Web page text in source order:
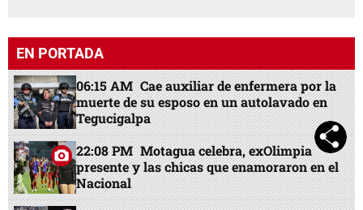
EN PORTADA
06:15 AM Cae auxiliar de enfermera por la
muerte de su esposo en un autolavado en
Tegucigalpa
22:08 PM Motagua celebra, exOlimpia
presente y las chicas que enamoraron en el
Nacional